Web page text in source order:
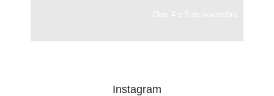
Instagram